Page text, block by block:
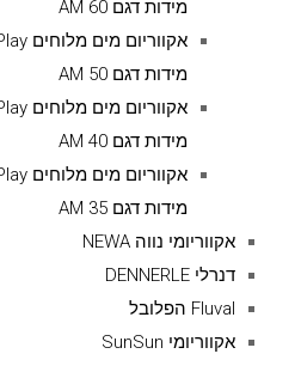
מידות דגם AM 60
מידות דגם AM 50
מידות דגם AM 40
מידות דגם AM 35
אקווריומי נווה NEWA
דנרלי DENNERLE
Fluval הפלובל
אקווריומי SunSun